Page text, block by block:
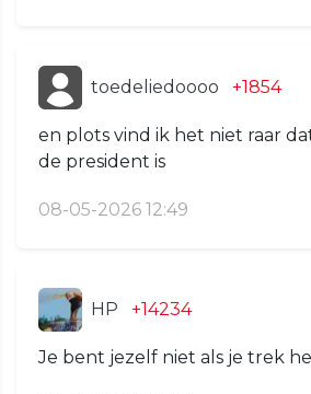
toedeliedoooo +1854
en plots vind ik het niet raar
de president is
08-05-2026 12:49
HP +14234
Je bent jezelf niet als je trek